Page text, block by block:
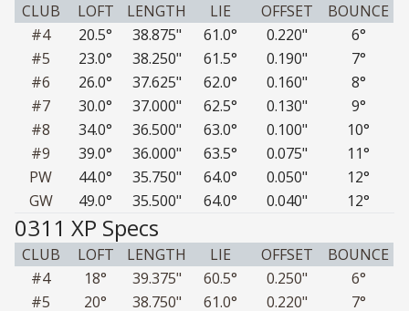
CLUB LOFT LENGTH LIE OFFSET
BOUNCE
#4
20.5° 38.875" 61.0° 0.220"
6°
#5
23.0° 38.250" 61.5° 0.190"
7°
#6
26.0° 37.625" 62.0° 0.160"
8°
#7
30.0° 37.000" 62.5° 0.130"
9°
#8
34.0° 36.500" 63.0° 0.100"
10°
#9
39.0° 36.000" 63.5° 0.075"
11°
PW
44.0° 35.750" 64.0° 0.050"
12°
GW
49.0° 35.500" 64.0° 0.040" 12°
0311 XP Specs
CLUB LOFT LENGTH LIE OFFSET
BOUNCE
#4
18° 39.375" 60.5° 0.250"
6°
#5
20° 38.750" 61.0° 0.220"
7°